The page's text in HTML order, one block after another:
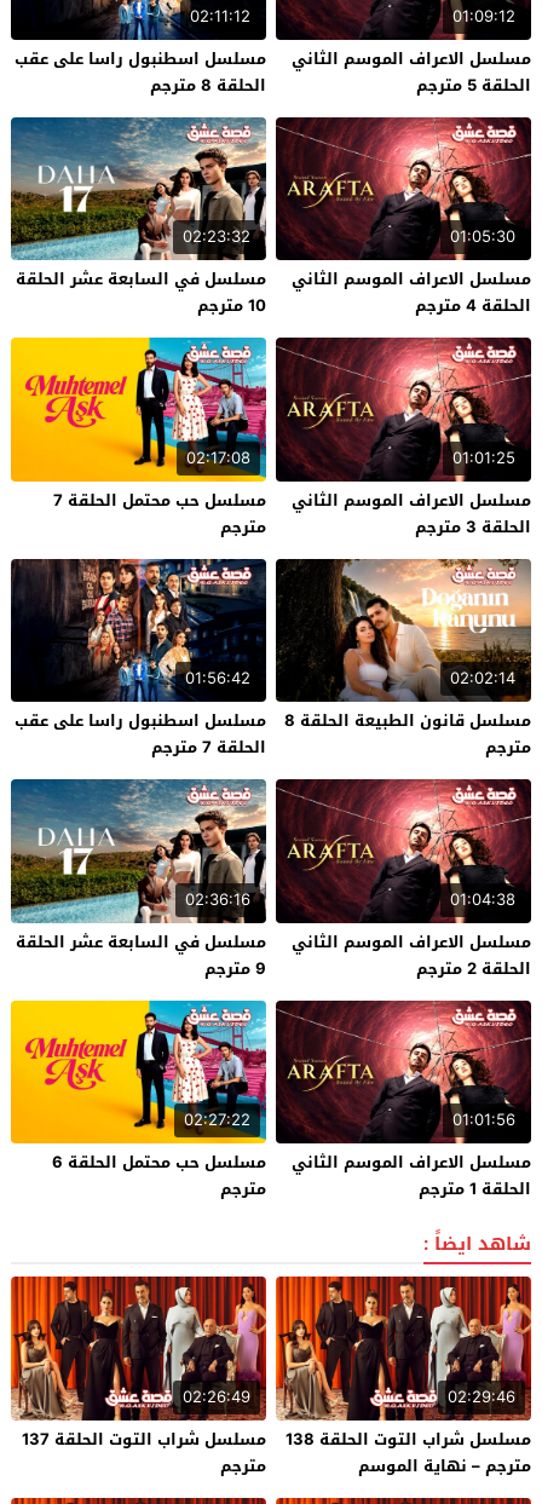
01:09:12
مسلسل الاعراف الموسم الثاني
الحلقة 5 مترجم
02:11:12
مسلسل اسطنبول راسا على عقب
الحلقة 8 مترجم
01:05:30
مسلسل الاعراف الموسم الثاني
الحلقة 4 مترجم
02:23:32
مسلسل في السابعة عشر الحلقة
10 مترجم
01:01:25
مسلسل الاعراف الموسم الثاني
الحلقة 3 مترجم
02:17:08
مسلسل حب محتمل الحلقة 7
مترجم
02:02:14
مسلسل قانون الطبيعة الحلقة 8
مترجم
01:56:42
مسلسل اسطنبول راسا على عقب
الحلقة 7 مترجم
01:04:38
مسلسل الاعراف الموسم الثاني
الحلقة 2 مترجم
02:36:16
مسلسل في السابعة عشر الحلقة
9 مترجم
01:01:56
مسلسل الاعراف الموسم الثاني
الحلقة 1 مترجم
02:27:22
مسلسل حب محتمل الحلقة 6
مترجم
شاهد ايضاً :
02:29:46
مسلسل شراب التوت الحلقة 138
مترجم – نهاية الموسم
02:26:49
مسلسل شراب التوت الحلقة 137
مترجم